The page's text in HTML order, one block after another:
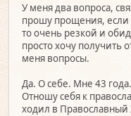
У меня два вопроса,
прошу прощения, если
то очень резкой и
просто хочу получить
меня вопросы.
Да. О себе. Мне 43
Отношу себя к
ходил в Православный